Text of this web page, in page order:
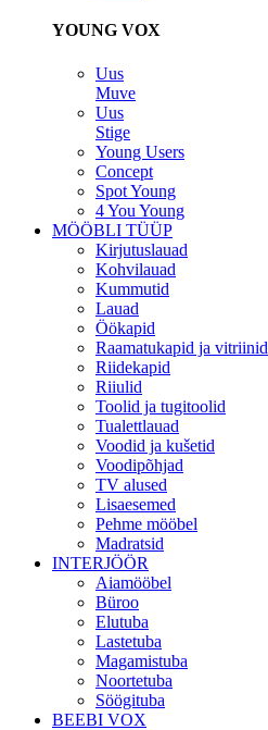
YOUNG VOX
Uus
Muve
Uus
Stige
Young Users
Concept
Spot Young
4 You Young
MÖÖBLI TÜÜP
Kirjutuslauad
Kohvilauad
Kummutid
Lauad
Öökapid
Raamatukapid ja vitriinid
Riidekapid
Riiulid
Toolid ja tugitoolid
Tualettlauad
Voodid ja kušetid
Voodipõhjad
TV alused
Lisaesemed
Pehme mööbel
Madratsid
INTERJÖÖR
Aiamööbel
Büroo
Elutuba
Lastetuba
Magamistuba
Noortetuba
Söögituba
BEEBI VOX